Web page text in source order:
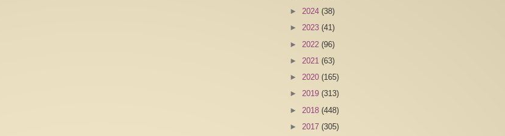
► 2024 (38)
► 2023 (41)
► 2022 (96)
► 2021 (63)
► 2020 (165)
► 2019 (313)
► 2018 (448)
► 2017 (305)